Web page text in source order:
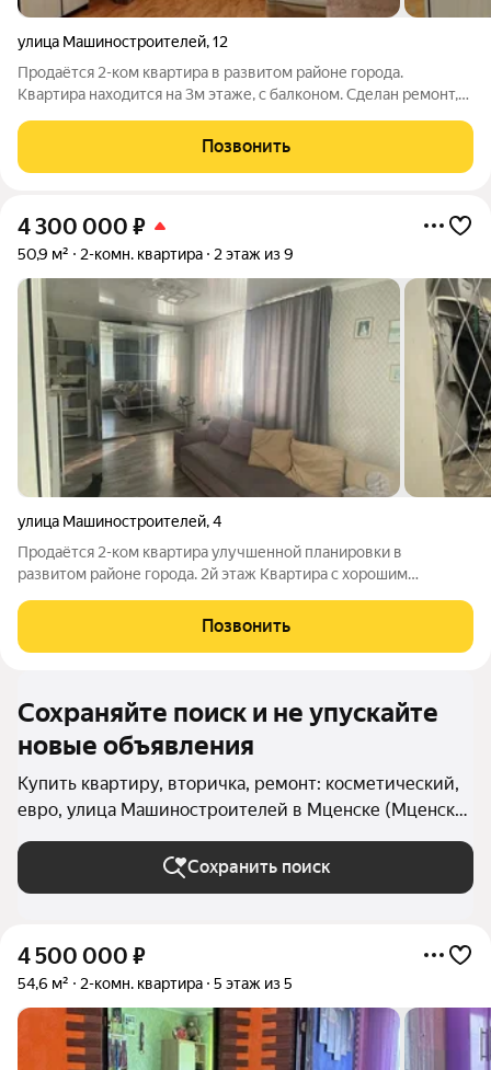
улица Машиностроителей,12
Продаётся 2-ком квартира в развитом районе города.
Квартира находится на 3м этаже, с балконом. Сделан ремонт,
батареи. Балкон застеклен и отделан. Натяжные потолки. Пол
ламинат, линолеум. Квартира
Позвонить
4 300 000 ₽
50,9 м² 2-комн. квартира 2 этаж из 9
улица Машиностроителей,4
Продаётся 2-ком квартира улучшенной планировки в
развитом районе города. 2й этаж Квартира с хорошим
окна. Рядом все в шаговой доступности (детские сады, школы,
магазины, остановка общественного
Позвонить
Сохраняйте поиск и не упускайте
новые объявления
Купить квартиру, вторичка, ремонт: косметический,
евро, улица Машиностроителей в Мценске (Мценск
(городской округ))
Сохранить поиск
4 500 000 ₽
54,6 м² 2-комн. квартира 5 этаж из 5